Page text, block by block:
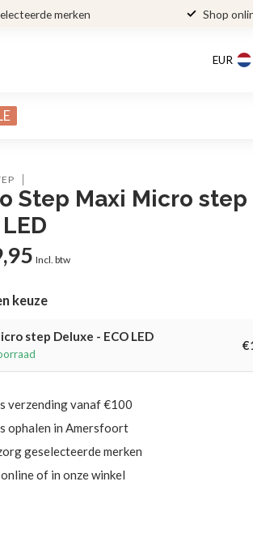
merken Shop
EUR
Step Maxi Micro
Incl. btw
keuze
step Deluxe - ECO LED
verzending vanaf €100
ophalen in Amersfoort
geselecteerde merken
of in onze winkel